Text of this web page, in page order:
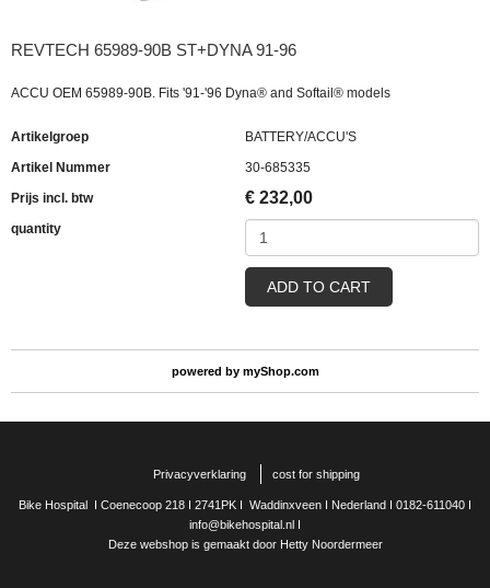
REVTECH 65989-90B ST+DYNA 91-96
ACCU OEM 65989-90B. Fits '91-'96 Dyna® and Softail® models
Artikelgroep
BATTERY/ACCU'S
Artikel Nummer
30-685335
Prijs incl. btw
€ 232,00
quantity
ADD TO CART
powered by myShop.com
Privacyverklaring cost for shipping
Bike Hospital I Coenecoop 218 I 2741PK I Waddinxveen I Nederland I 0182-611040 I
info@bikehospital.nl I
Deze webshop is gemaakt door Hetty Noordermeer